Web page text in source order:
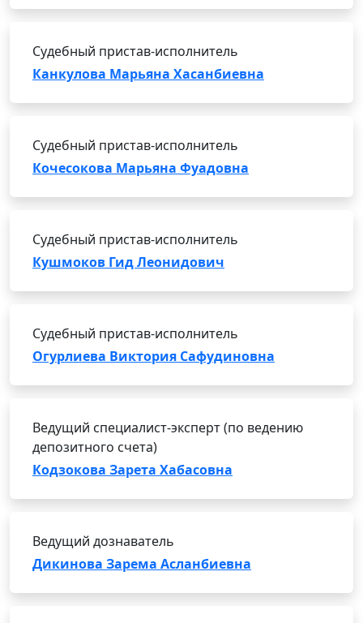
Судебный пристав-исполнитель
Канкулова Марьяна Хасанбиевна
Судебный пристав-исполнитель
Кочесокова Марьяна Фуадовна
Судебный пристав-исполнитель
Кушмоков Гид Леонидович
Судебный пристав-исполнитель
Огурлиева Виктория Сафудиновна
Ведущий специалист-эксперт (по ведению
депозитного счета)
Кодзокова Зарета Хабасовна
Ведущий дознаватель
Дикинова Зарема Асланбиевна